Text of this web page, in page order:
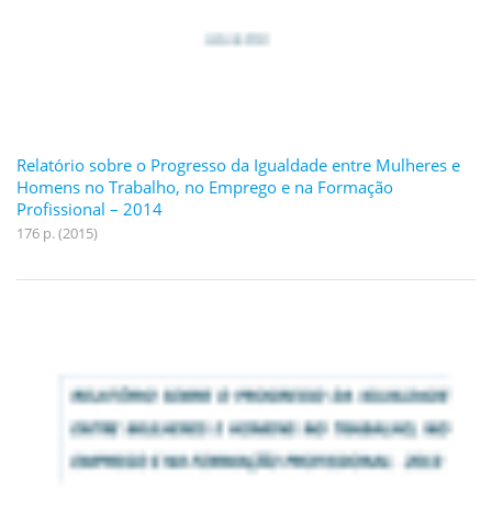
Relatório sobre o Progresso da Igualdade entre Mulheres e
Homens no Trabalho, no Emprego e na Formação
Profissional – 2014
176 p. (2015)